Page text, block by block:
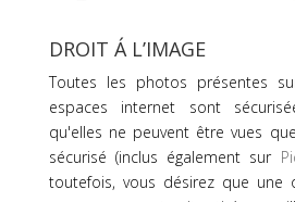
DROIT Á L’IMAGE
Toutes les photos présentes
espaces internet sont
qu'elles ne peuvent être vues
sécurisé (inclus également sur
toutefois, vous désirez que une